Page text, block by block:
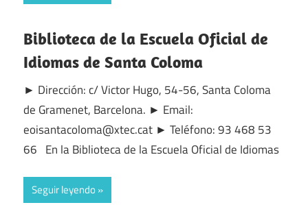
Biblioteca de la Escuela Oficial de
Idiomas de Santa Coloma
► Dirección: c/ Victor Hugo, 54-56, Santa Coloma
de Gramenet, Barcelona. ► Email:
eoisantacoloma@xtec.cat ► Teléfono: 93 468 53
66 En la Biblioteca de la Escuela Oficial de Idiomas
Seguir leyendo